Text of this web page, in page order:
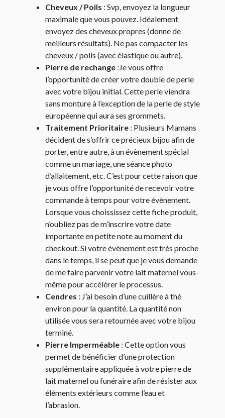
Cheveux / Poils : Svp, envoyez la longueur
maximale que vous pouvez. Idéalement
envoyez des cheveux propres (donne de
meilleurs résultats). Ne pas compacter les
cheveux / poils (avec élastique ou autre).
Pierre de rechange :Je vous offre
l’opportunité de créer votre double de perle
avec votre bijou initial. Cette perle viendra
sans monture à l’exception de la perle de style
européenne qui aura ses grommets.
Traitement Prioritaire : Plusieurs Mamans
décident de s’offrir ce précieux bijou afin de
porter, entre autre, à un évènement spécial
comme un mariage, une séance photo
d’allaitement, etc. C’est pour cette raison que
je vous offre l’opportunité de recevoir votre
commande à temps pour votre évènement.
Lorsque vous choississez cette fiche produit,
n’oubliez pas de m’inscrire votre date
importante en petite note au moment du
checkout. Si votre évènement est très proche
dans le temps, il se peut que je vous demande
de me faire parvenir votre lait maternel vous-
même pour accélérer le processus.
Cendres : J’ai besoin d’une cuillère à thé
environ pour la quantité. La quantité non
utilisée vous sera retournée avec votre bijou
terminé.
Pierre Imperméable : Cette option vous
permet de bénéficier d’une protection
supplémentaire appliquée à votre pierre de
lait maternel ou funéraire afin de résister aux
éléments extérieurs comme l’eau et
l’abrasion.